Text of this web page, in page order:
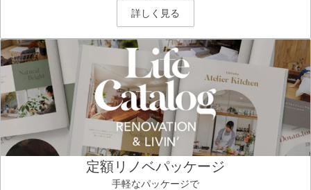
詳しく見る
定額リノベパッケージ
手軽なパッケージで